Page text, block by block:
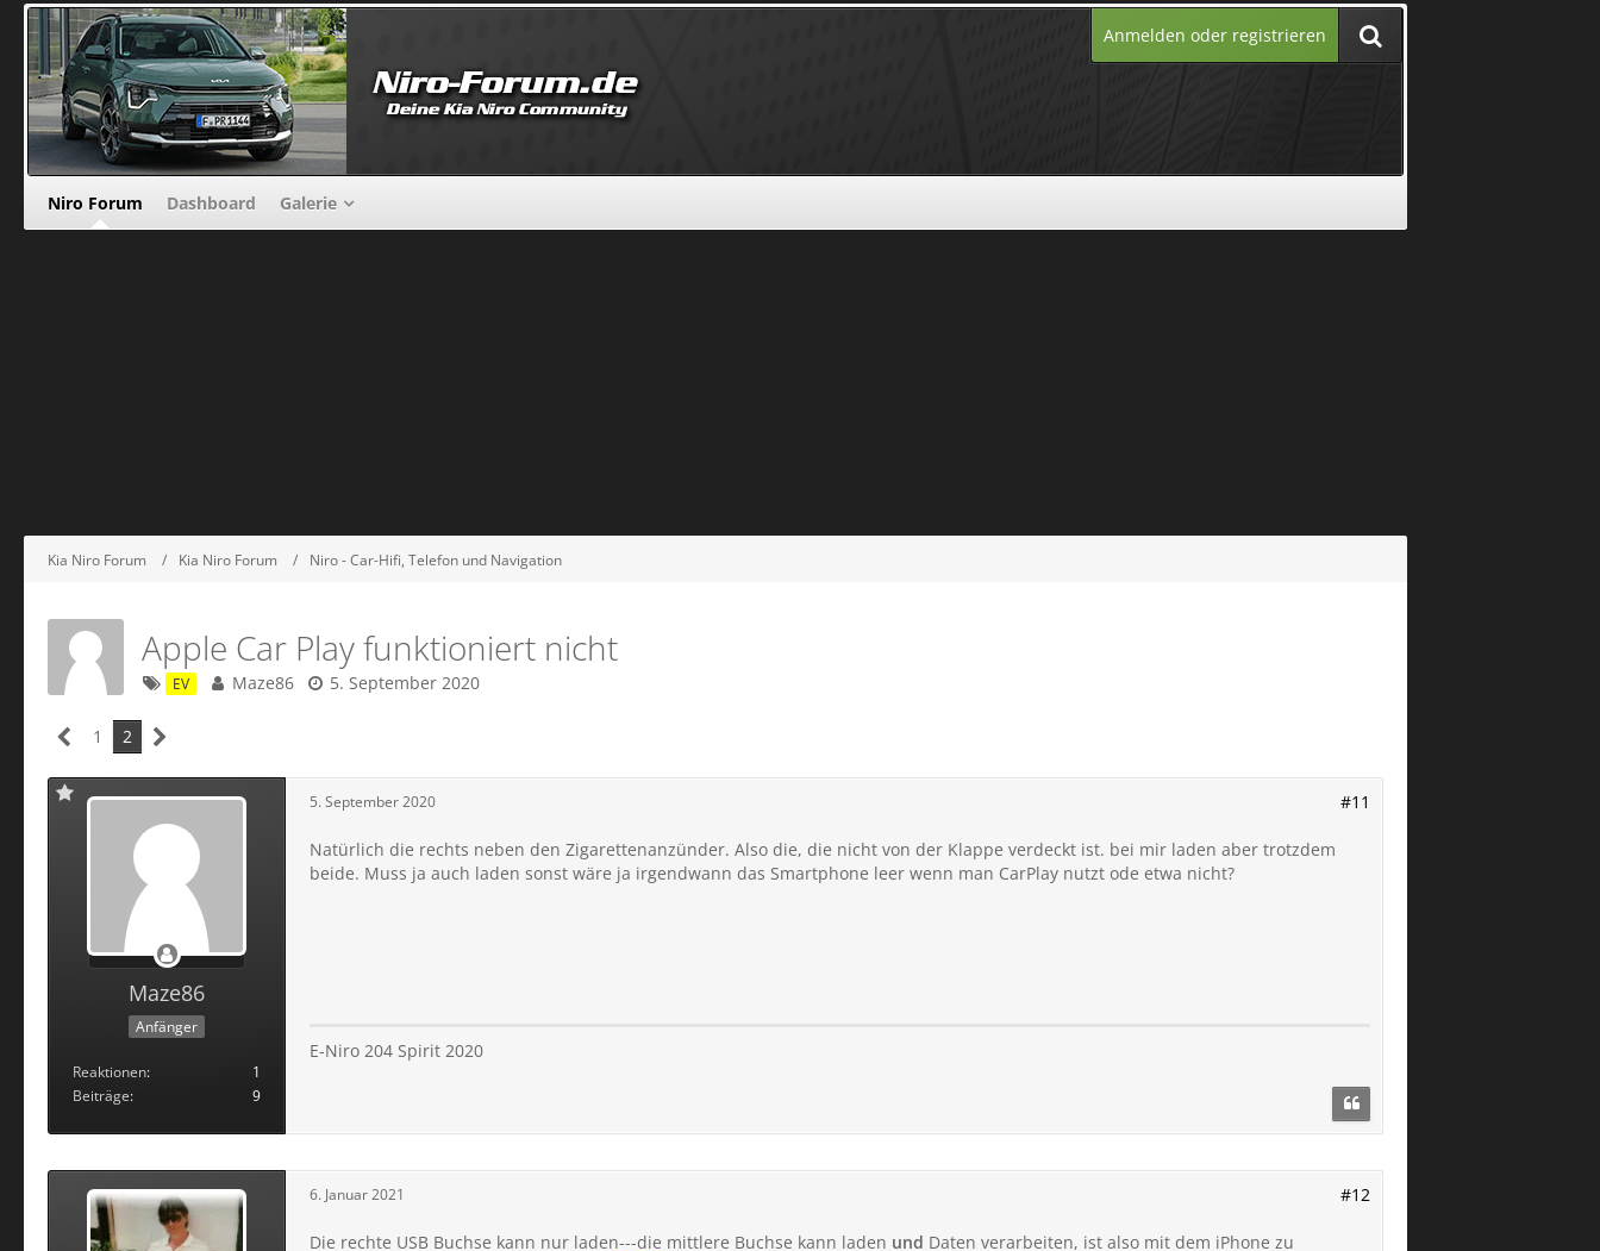
Anmelden oder registrieren
Niro Forum Dashboard Galerie
Kia Niro Forum Kia Niro Forum Niro - Car-Hifi, Telefon und Navigation
Apple Car Play funktioniert nicht
EV Maze86 5. September 2020
1 2
Maze86
Anfänger
Reaktionen
1
Beiträge
9
5. September 2020 #11
Natürlich die rechts neben den Zigarettenanzünder. Also die, die nicht von der Klappe verdeckt ist. bei mir laden aber trotzdem
beide. Muss ja auch laden sonst wäre ja irgendwann das Smartphone leer wenn man CarPlay nutzt ode etwa nicht?
E-Niro 204 Spirit 2020
6. Januar 2021 #12
Die rechte USB Buchse kann nur laden---die mittlere Buchse kann laden und Daten verarbeiten, ist also mit dem iPhone zu